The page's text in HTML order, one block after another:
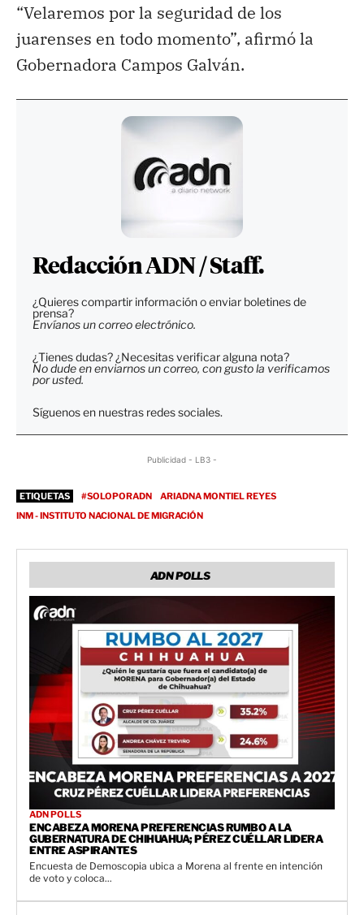
“Velaremos por la seguridad de los
juarenses en todo momento”, afirmó la
Gobernadora Campos Galván.
Redacción ADN / Staff.
¿Quieres compartir información o enviar boletines de
prensa?
Envíanos un correo electrónico.
¿Tienes dudas? ¿Necesitas verificar alguna nota?
No dude en enviarnos un correo, con gusto la verificamos
por usted.
Síguenos en nuestras redes sociales.
Publicidad - LB3 -
ETIQUETAS #SOLOPORADN
ARIADNA MONTIEL REYES
INM - INSTITUTO NACIONAL DE MIGRACIÓN
ADN POLLS
ADN POLLS
ENCABEZA MORENA PREFERENCIAS RUMBO A LA
GUBERNATURA DE CHIHUAHUA; PÉREZ CUÉLLAR LIDERA
ENTRE ASPIRANTES
Encuesta de Demoscopia ubica a Morena al frente en intención
de voto y coloca...